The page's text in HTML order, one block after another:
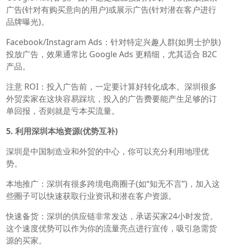
广告(针对有购买意向的用户)或展示广告(针对潜在客户进行
品牌曝光)。
Facebook/Instagram Ads：针对特定兴趣人群(如男士护肤)
投放广告，效果通常比 Google Ads 更精细，尤其适合 B2C
产品。
注意 ROI：投入广告前，一定要计算好转化成本。深圳很多
外贸卖家在这块容易踩坑，投入的广告费要能产生足够的订
单回报，否则就是亏本买流量。
5. 利用深圳本地资源(优势互补)
深圳是中国制造业和外贸的中心，你可以充分利用地理优
势。
本地推广：深圳有很多跨境电商圈子(如“知无不言”)，加入这
些圈子可以快速获取行业资讯和潜在客户资源。
快速备货：深圳的供应链非常发达，承诺买家24小时发货。
这个速度优势可以作为你的流量亮点进行宣传，吸引急需货
源的买家。